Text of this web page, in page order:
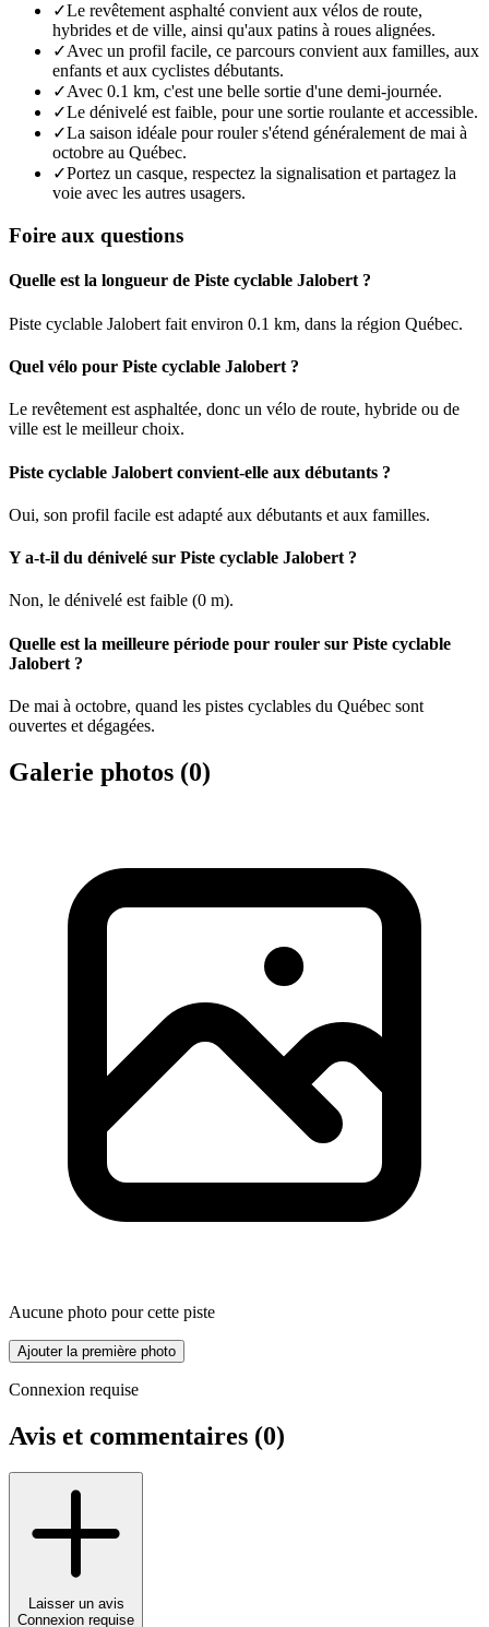
✓Le revêtement asphalté convient aux vélos de route,
hybrides et de ville, ainsi qu'aux patins à roues alignées.
✓Avec un profil facile, ce parcours convient aux familles, aux
enfants et aux cyclistes débutants.
✓Avec 0.1 km, c'est une belle sortie d'une demi-journée.
✓Le dénivelé est faible, pour une sortie roulante et accessible.
✓La saison idéale pour rouler s'étend généralement de mai à
octobre au Québec.
✓Portez un casque, respectez la signalisation et partagez la
voie avec les autres usagers.
Foire aux questions
Quelle est la longueur de Piste cyclable Jalobert ?
Piste cyclable Jalobert fait environ 0.1 km, dans la région Québec.
Quel vélo pour Piste cyclable Jalobert ?
Le revêtement est asphaltée, donc un vélo de route, hybride ou de
ville est le meilleur choix.
Piste cyclable Jalobert convient-elle aux débutants ?
Oui, son profil facile est adapté aux débutants et aux familles.
Y a-t-il du dénivelé sur Piste cyclable Jalobert ?
Non, le dénivelé est faible (0 m).
Quelle est la meilleure période pour rouler sur Piste cyclable
Jalobert ?
De mai à octobre, quand les pistes cyclables du Québec sont
ouvertes et dégagées.
Galerie photos (0)
Aucune photo pour cette piste
Ajouter la première photo
Connexion requise
Avis et commentaires (0)
Laisser un avis
Connexion requise